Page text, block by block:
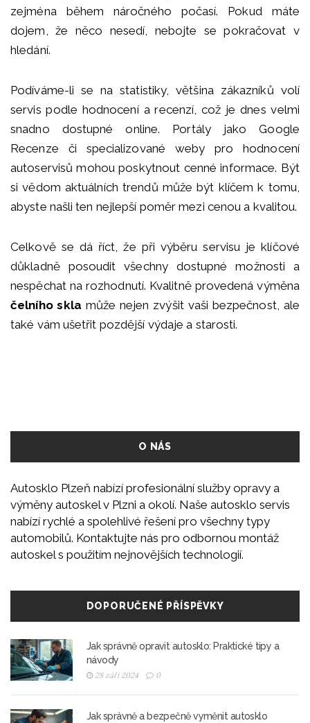
zejména během náročného počasí. Pokud máte
dojem, že něco nesedí, nebojte se pokračovat v
hledání.
Podíváme-li se na statistiky, většina zákazníků volí
servis podle hodnocení a recenzí, což je dnes velmi
snadno dostupné online. Portály jako Google
Recenze či specializované weby pro hodnocení
autoservisů mohou poskytnout cenné informace. Být
si vědom aktuálních trendů může být klíčem k tomu,
abyste našli ten nejlepší poměr mezi cenou a kvalitou.
Celkově se dá říct, že při výběru servisu je klíčové
důkladně posoudit všechny dostupné možnosti a
nespěchat na rozhodnutí. Kvalitně provedená výměna
čelního skla může nejen zvýšit vaši bezpečnost, ale
také vám ušetřit pozdější výdaje a starosti.
O NÁS
Autosklo Plzeň nabízí profesionální služby opravy a
výměny autoskel v Plzni a okolí. Naše autosklo servis
nabízí rychlé a spolehlivé řešení pro všechny typy
automobilů. Kontaktujte nás pro odbornou montáž
autoskel s použitím nejnovějších technologií.
DOPORUČENÉ PŘÍSPĚVKY
Jak správně opravit autosklo: Praktické tipy a
návody
28 září 2024 0
Jak správně a bezpečně vyměnit autosklo